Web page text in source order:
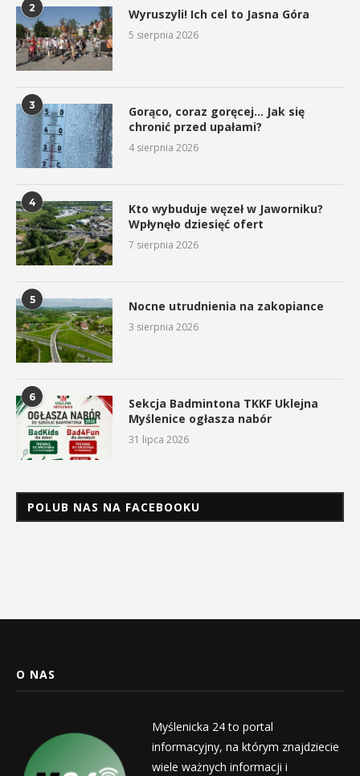
2 Wyruszyli! Ich cel to Jasna Góra
5 sierpnia 2026
3
Gorąco, coraz goręcej… Jak się
chronić przed upałami?
4 sierpnia 2026
4
Kto wybuduje węzeł w Jaworniku?
Wpłynęło dziesięć ofert
7 sierpnia 2026
5 Nocne utrudnienia na zakopiance
3 sierpnia 2026
6
Sekcja Badmintona TKKF Uklejna
Myślenice ogłasza nabór
31 lipca 2026
POLUB NAS NA FACEBOOKU
O NAS
Myślenicka 24 to portal
informacyjny, na którym znajdziecie
wiele ważnych informacji i